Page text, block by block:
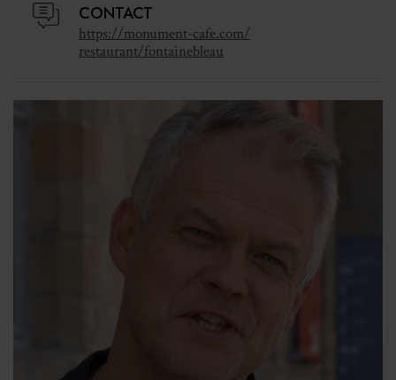
traiteur complète en parallèle, qui représente 20 à 25 %
de l’activité.
Carte sur table
sauf le mardi de novembre à mars
NOMBRE DE COUVERTS MOYEN PAR JOUR
CONTACT
https://monument-cafe.com/
restaurant/fontainebleau